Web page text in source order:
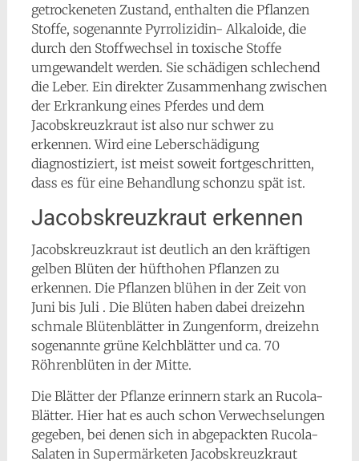
getrockeneten Zustand, enthalten die Pflanzen
Stoffe, sogenannte Pyrrolizidin- Alkaloide, die
durch den Stoffwechsel in toxische Stoffe
umgewandelt werden. Sie schädigen schlechend
die Leber. Ein direkter Zusammenhang zwischen
der Erkrankung eines Pferdes und dem
Jacobskreuzkraut ist also nur schwer zu
erkennen. Wird eine Leberschädigung
diagnostiziert, ist meist soweit fortgeschritten,
dass es für eine Behandlung schonzu spät ist.
Jacobskreuzkraut erkennen
Jacobskreuzkraut ist deutlich an den kräftigen
gelben Blüten der hüfthohen Pflanzen zu
erkennen. Die Pflanzen blühen in der Zeit von
Juni bis Juli . Die Blüten haben dabei dreizehn
schmale Blütenblätter in Zungenform, dreizehn
sogenannte grüne Kelchblätter und ca. 70
Röhrenblüten in der Mitte.
Die Blätter der Pflanze erinnern stark an Rucola-
Blätter. Hier hat es auch schon Verwechselungen
gegeben, bei denen sich in abgepackten Rucola-
Salaten in Supermärketen Jacobskreuzkraut